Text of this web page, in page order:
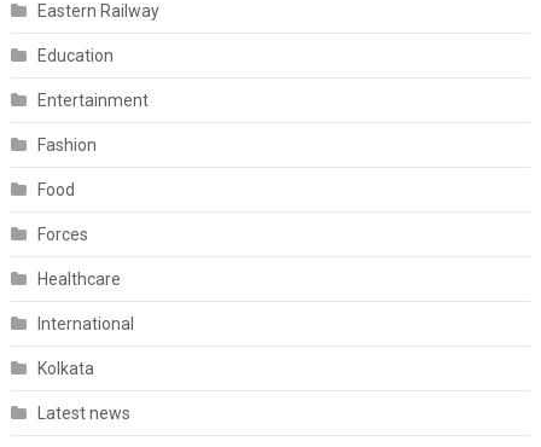
Eastern Railway
Education
Entertainment
Fashion
Food
Forces
Healthcare
International
Kolkata
Latest news